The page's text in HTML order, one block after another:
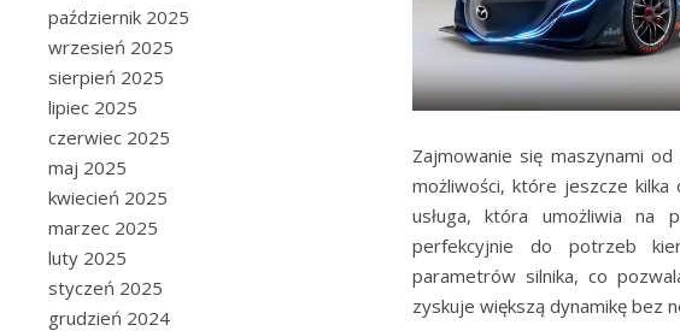
październik 2025
wrzesień 2025
sierpień 2025
lipiec 2025
czerwiec 2025
maj 2025
kwiecień 2025
marzec 2025
luty 2025
styczeń 2025
grudzień 2024
Zajmowanie się maszynami
możliwości, które jeszcze kilka
usługa, która umożliwia na
perfekcyjnie do potrzeb
parametrów silnika, co
zyskuje większą dynamikę bez